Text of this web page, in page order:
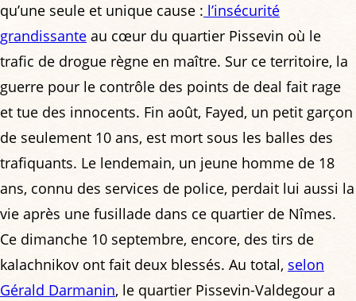
qu’une seule et unique cause : l’insécurité
grandissante au cœur du quartier Pissevin où le
trafic de drogue règne en maître. Sur ce territoire, la
guerre pour le contrôle des points de deal fait rage
et tue des innocents. Fin août, Fayed, un petit garçon
de seulement 10 ans, est mort sous les balles des
trafiquants. Le lendemain, un jeune homme de 18
ans, connu des services de police, perdait lui aussi la
vie après une fusillade dans ce quartier de Nîmes.
Ce dimanche 10 septembre, encore, des tirs de
kalachnikov ont fait deux blessés. Au total, selon
Gérald Darmanin, le quartier Pissevin-Valdegour a